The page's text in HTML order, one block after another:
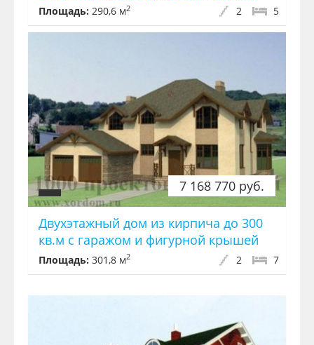
Площадь: 290,6 м2 5
2
7 168 770 руб.
Двухэтажный дом из кирпича до 300
кв.м с гаражом и фигурной крышей
Площадь: 301,8 м2 7
2